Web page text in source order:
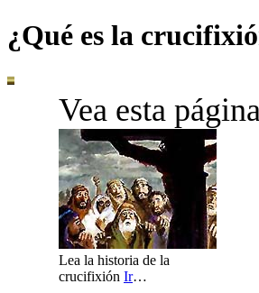
¿Qué es la
Vea esta
Lea la historia de la
crucifixión Ir…